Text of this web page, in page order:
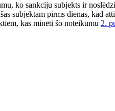
ko sankciju subjekts ir
subjektam pirms dienas, kad
kas minēti šo noteikumu 2.